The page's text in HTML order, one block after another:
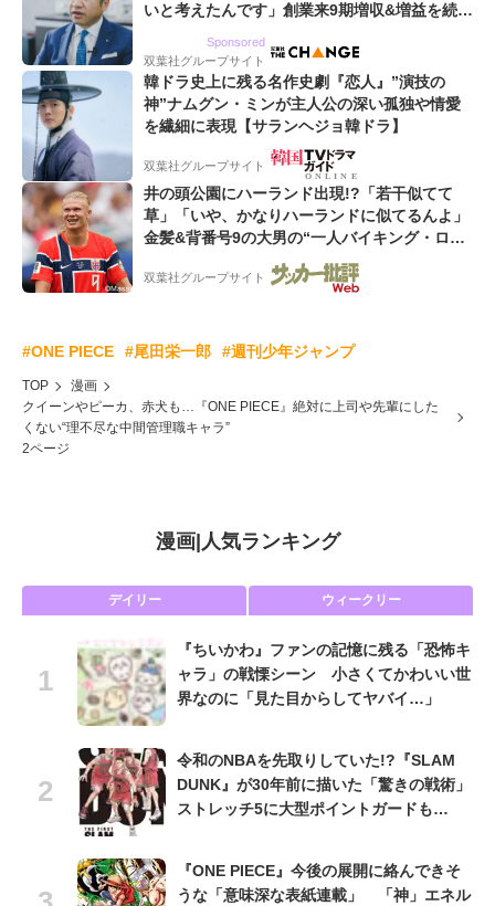
いと考えたんです」創業来9期増収&増益を続け
Sponsored
双葉社グループサイト
韓ドラ史上に残る名作史劇『恋人』”演技の
神”ナムグン・ミンが主人公の深い孤独や情愛
を繊細に表現【サランヘジョ韓ドラ】
双葉社グループサイト
井の頭公園にハーランド出現!?「若干似てて
草」「いや、かなりハーランドに似てるんよ」
金髪&背番号9の大男の“一人バイキング・ロ
ー”映像が話題!「元気をもらった」
双葉社グループサイト
#ONE PIECE #尾田栄一郎 #週刊少年ジャンプ
TOP
漫画
クイーンやピーカ、赤犬も…『ONE PIECE』絶対に上司や先輩にした
くない“理不尽な中間管理職キャラ”
2ページ
漫画| 人気ランキング
デイリー ウィークリー
『ちいかわ』ファンの記憶に残る「恐怖キ
ャラ」の戦慄シーン 小さくてかわいい世
界なのに「見た目からしてヤバイ…」
令和のNBAを先取りしていた!?『SLAM
DUNK』が30年前に描いた「驚きの戦術」
ストレッチ5に大型ポイントガードも…
『ONE PIECE』今後の展開に絡んできそ
うな「意味深な表紙連載」 「神」エネル